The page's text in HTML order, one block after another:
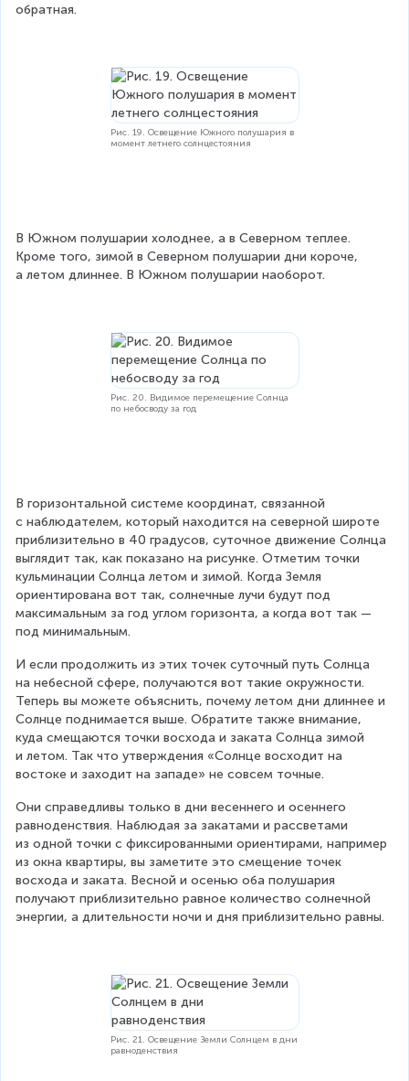
обратная.
Рис. 19. Освещение Южного полушария в
момент летнего солнцестояния
В Южном полушарии холоднее, а в Северном теплее.
Кроме того, зимой в Северном полушарии дни короче,
а летом длиннее. В Южном полушарии наоборот.
Рис. 20. Видимое перемещение Солнца
по небосводу за год
В горизонтальной системе координат, связанной
с наблюдателем, который находится на северной широте
приблизительно в 40 градусов, суточное движение Солнца
выглядит так, как показано на рисунке. Отметим точки
кульминации Солнца летом и зимой. Когда Земля
ориентирована вот так, солнечные лучи будут под
максимальным за год углом горизонта, а когда вот так —
под минимальным.
И если продолжить из этих точек суточный путь Солнца
на небесной сфере, получаются вот такие окружности.
Теперь вы можете объяснить, почему летом дни длиннее и
Солнце поднимается выше. Обратите также внимание,
куда смещаются точки восхода и заката Солнца зимой
и летом. Так что утверждения «Солнце восходит на
востоке и заходит на западе» не совсем точные.
Они справедливы только в дни весеннего и осеннего
равноденствия. Наблюдая за закатами и рассветами
из одной точки с фиксированными ориентирами, например
из окна квартиры, вы заметите это смещение точек
восхода и заката. Весной и осенью оба полушария
получают приблизительно равное количество солнечной
энергии, а длительности ночи и дня приблизительно равны.
Рис. 21. Освещение Земли Солнцем в дни
равноденствия